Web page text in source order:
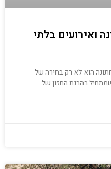
ואירועים בלתי
הוא לא רק בחירה של
בהבנת החזון של